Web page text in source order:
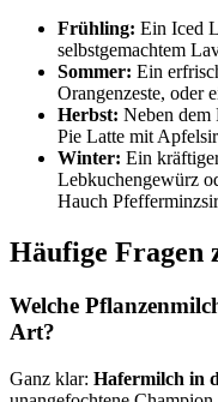
Frühling: Ein Iced
selbstgemachtem
Sommer: Ein
Orangenzeste, oder
Herbst: Neben dem
Pie Latte mit
Winter: Ein
Lebkuchengewürz
Hauch
Häufige Fragen
Welche
Art?
Ganz klar: Hafermilch in